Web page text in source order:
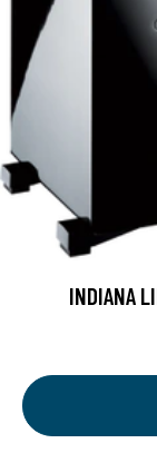
INDIANA